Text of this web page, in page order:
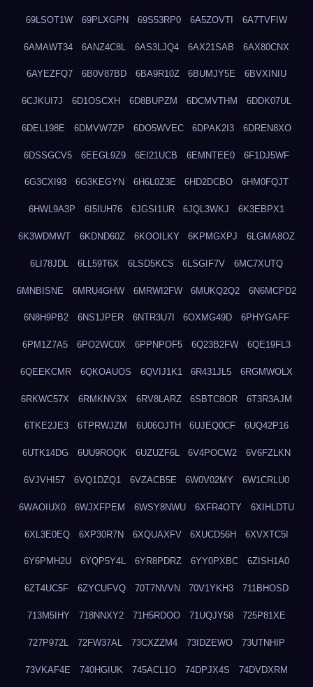
69LSOT1W 69PLXGPN 69S53RP0 6A5ZOVTI 6A7TVFIW
6AMAWT34 6ANZ4C8L 6AS3LJQ4 6AX21SAB 6AX80CNX
6AYEZFQ7 6B0V87BD 6BA9R10Z 6BUMJY5E 6BVXINIU
6CJKUI7J 6D1OSCXH 6D8BUPZM 6DCMVTHM 6DDK07UL
6DEL198E 6DMVW7ZP 6DO5WVEC 6DPAK2I3 6DREN8XO
6DSSGCV5 6EEGL9Z9 6EI21UCB 6EMNTEE0 6F1DJ5WF
6G3CXI93 6G3KEGYN 6H6L0Z3E 6HD2DCBO 6HM0FQJT
6HWL9A3P 6I5IUH76 6JGSI1UR 6JQL3WKJ 6K3EBPX1
6K3WDMWT 6KDND60Z 6KOOILKY 6KPMGXPJ 6LGMA8OZ
6LI78JDL 6LL59T6X 6LSD5KCS 6LSGIF7V 6MC7XUTQ
6MNBISNE 6MRU4GHW 6MRWI2FW 6MUKQ2Q2 6N6MCPD2
6N8H9PB2 6NS1JPER 6NTR3U7I 6OXMG49D 6PHYGAFF
6PM1Z7A5 6PO2WC0X 6PPNPOF5 6Q23B2FW 6QE19FL3
6QEEKCMR 6QKOAUOS 6QVIJ1K1 6R431JL5 6RGMWOLX
6RKWC57X 6RMKNV3X 6RV8LARZ 6SBTC8OR 6T3R3AJM
6TKE2JE3 6TPRWJZM 6U06OJTH 6UJEQ0CF 6UQ42P16
6UTK14DG 6UU9ROQK 6UZUZF6L 6V4POCW2 6V6FZLKN
6VJVHI57 6VQ1DZQ1 6VZACB5E 6W0V02MY 6W1CRLU0
6WAOIUX0 6WJXFPEM 6WSY8NWU 6XFR4OTY 6XIHLDTU
6XL3E0EQ 6XP30R7N 6XQUAXFV 6XUCD56H 6XVXTC5I
6Y6PMH2U 6YQP5Y4L 6YR8PDRZ 6YY0PXBC 6ZISH1A0
6ZT4UC5F 6ZYCUFVQ 70T7NVVN 70V1YKH3 711BHOSD
713M5IHY 718NNXY2 71H5RDOO 71UQJY58 725P81XE
727P972L 72FW37AL 73CXZZM4 73IDZEWO 73UTNHIP
73VKAF4E 740HGIUK 745ACL1O 74DPJX4S 74DVDXRM